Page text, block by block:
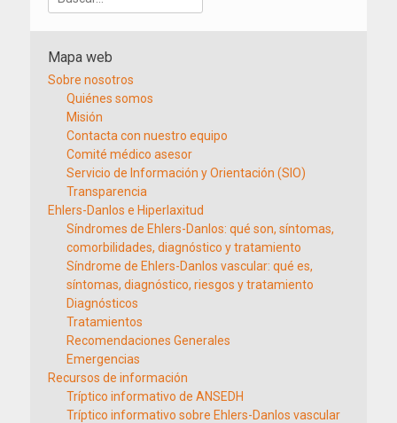
Mapa web
Sobre nosotros
Quiénes somos
Misión
Contacta con nuestro equipo
Comité médico asesor
Servicio de Información y Orientación (SIO)
Transparencia
Ehlers-Danlos e Hiperlaxitud
Síndromes de Ehlers-Danlos: qué son, síntomas,
comorbilidades, diagnóstico y tratamiento
Síndrome de Ehlers-Danlos vascular: qué es,
síntomas, diagnóstico, riesgos y tratamiento
Diagnósticos
Tratamientos
Recomendaciones Generales
Emergencias
Recursos de información
Tríptico informativo de ANSEDH
Tríptico informativo sobre Ehlers-Danlos vascular